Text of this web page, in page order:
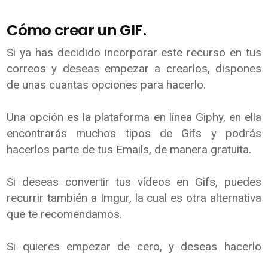
Cómo crear un GIF.
Si ya has decidido incorporar este recurso en tus
correos y deseas empezar a crearlos, dispones
de unas cuantas opciones para hacerlo.
Una opción es la plataforma en línea Giphy, en ella
encontrarás muchos tipos de Gifs y podrás
hacerlos parte de tus Emails, de manera gratuita.
Si deseas convertir tus vídeos en Gifs, puedes
recurrir también a Imgur, la cual es otra alternativa
que te recomendamos.
Si quieres empezar de cero, y deseas hacerlo